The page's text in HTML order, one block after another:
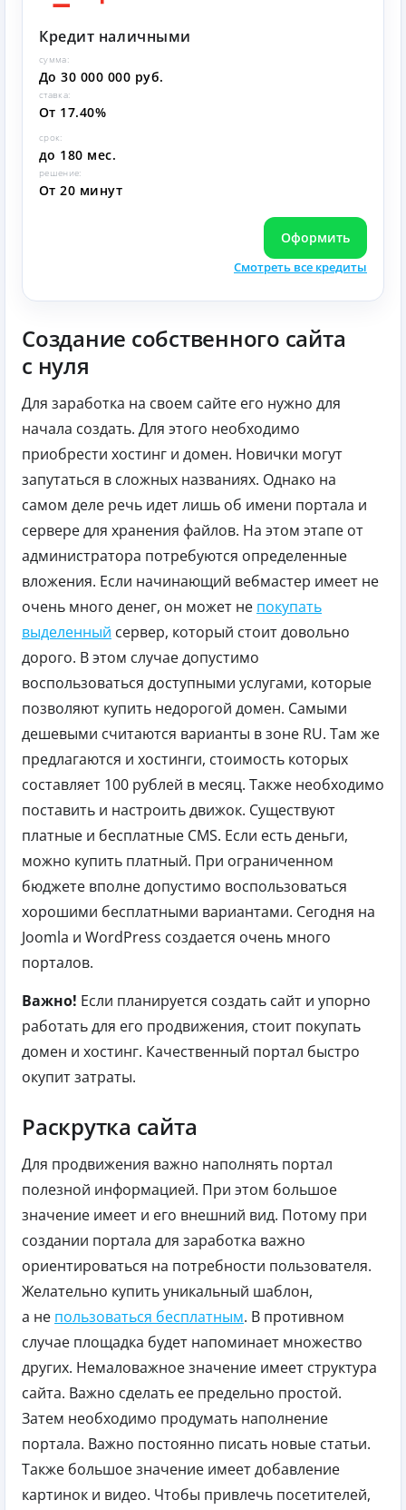
Кредит наличными
сумма:
До 30 000 000 руб.
ставка:
От 17.40%
срок:
до 180 мес.
решение:
От 20 минут
Оформить
Смотреть все кредиты
Создание собственного сайта
с нуля
Для заработка на своем сайте его нужно для
начала создать. Для этого необходимо
приобрести хостинг и домен. Новички могут
запутаться в сложных названиях. Однако на
самом деле речь идет лишь об имени портала и
сервере для хранения файлов. На этом этапе от
администратора потребуются определенные
вложения. Если начинающий вебмастер имеет не
очень много денег, он может не покупать
выделенный сервер, который стоит довольно
дорого. В этом случае допустимо
воспользоваться доступными услугами, которые
позволяют купить недорогой домен. Самыми
дешевыми считаются варианты в зоне RU. Там же
предлагаются и хостинги, стоимость которых
составляет 100 рублей в месяц. Также необходимо
поставить и настроить движок. Существуют
платные и бесплатные CMS. Если есть деньги,
можно купить платный. При ограниченном
бюджете вполне допустимо воспользоваться
хорошими бесплатными вариантами. Сегодня на
Joomla и WordPress создается очень много
порталов.
Важно! Если планируется создать сайт и упорно
работать для его продвижения, стоит покупать
домен и хостинг. Качественный портал быстро
окупит затраты.
Раскрутка сайта
Для продвижения важно наполнять портал
полезной информацией. При этом большое
значение имеет и его внешний вид. Потому при
создании портала для заработка важно
ориентироваться на потребности пользователя.
Желательно купить уникальный шаблон,
а не пользоваться бесплатным. В противном
случае площадка будет напоминает множество
других. Немаловажное значение имеет структура
сайта. Важно сделать ее предельно простой.
Затем необходимо продумать наполнение
портала. Важно постоянно писать новые статьи.
Также большое значение имеет добавление
картинок и видео. Чтобы привлечь посетителей,